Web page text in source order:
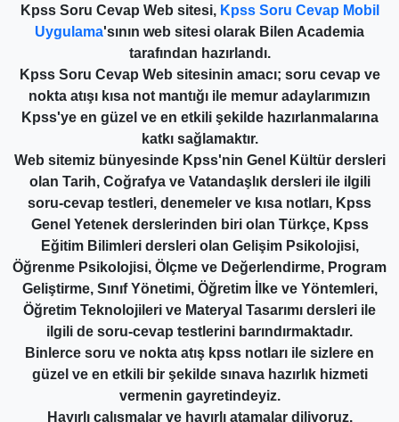
Kpss Soru Cevap Web sitesi, Kpss Soru Cevap Mobil
Uygulama'sının web sitesi olarak Bilen Academia
tarafından hazırlandı.
Kpss Soru Cevap Web sitesinin amacı; soru cevap ve
nokta atışı kısa not mantığı ile memur adaylarımızın
Kpss'ye en güzel ve en etkili şekilde hazırlanmalarına
katkı sağlamaktır.
Web sitemiz bünyesinde Kpss'nin Genel Kültür dersleri
olan Tarih, Coğrafya ve Vatandaşlık dersleri ile ilgili
soru-cevap testleri, denemeler ve kısa notları, Kpss
Genel Yetenek derslerinden biri olan Türkçe, Kpss
Eğitim Bilimleri dersleri olan Gelişim Psikolojisi,
Öğrenme Psikolojisi, Ölçme ve Değerlendirme, Program
Geliştirme, Sınıf Yönetimi, Öğretim İlke ve Yöntemleri,
Öğretim Teknolojileri ve Materyal Tasarımı dersleri ile
ilgili de soru-cevap testlerini barındırmaktadır.
Binlerce soru ve nokta atış kpss notları ile sizlere en
güzel ve en etkili bir şekilde sınava hazırlık hizmeti
vermenin gayretindeyiz.
Hayırlı çalışmalar ve hayırlı atamalar diliyoruz.